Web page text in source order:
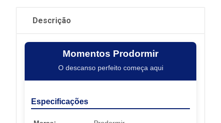
Descrição
Momentos Prodormir
O descanso perfeito começa aqui
Especificações